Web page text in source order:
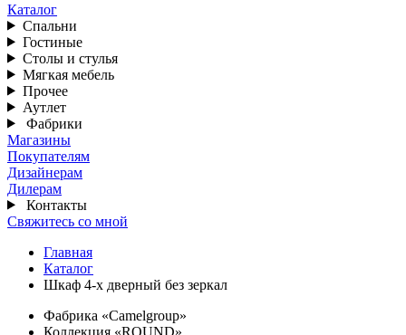
Каталог
Спальни
Гостиные
Столы и стулья
Мягкая мебель
Прочее
Аутлет
Фабрики
Магазины
Покупателям
Дизайнерам
Дилерам
Контакты
Свяжитесь со мной
Главная
Каталог
Шкаф 4-х дверный без зеркал
Фабрика «Camelgroup»
Коллекция «ROUND»